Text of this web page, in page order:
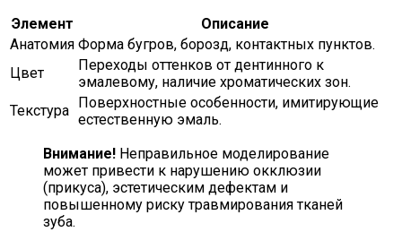
Элемент
Описание
Анатомия Форма бугров, борозд, контактных пунктов.
Цвет
Переходы оттенков от дентинного к
эмалевому, наличие хроматических зон.
Текстура Поверхностные особенности, имитирующие
естественную эмаль.
Внимание! Неправильное моделирование
может привести к нарушению окклюзии
(прикуса), эстетическим дефектам и
повышенному риску травмирования тканей
зуба.